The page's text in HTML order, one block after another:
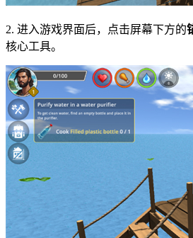
2. 进入游戏界面后，点击屏幕下方的
核心工具。